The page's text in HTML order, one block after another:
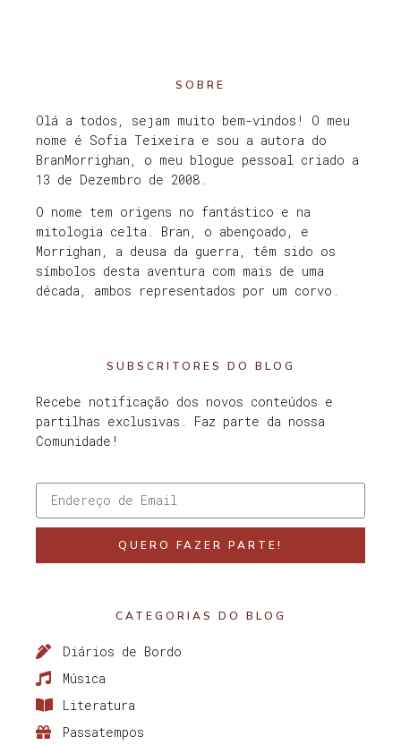
SOBRE
Olá a todos, sejam muito bem-vindos! O meu
nome é Sofia Teixeira e sou a autora do
BranMorrighan, o meu blogue pessoal criado a
13 de Dezembro de 2008.
O nome tem origens no fantástico e na
mitologia celta. Bran, o abençoado, e
Morrighan, a deusa da guerra, têm sido os
símbolos desta aventura com mais de uma
década, ambos representados por um corvo.
SUBSCRITORES DO BLOG
Recebe notificação dos novos conteúdos e
partilhas exclusivas. Faz parte da nossa
Comunidade!
QUERO FAZER PARTE!
CATEGORIAS DO BLOG
Diários de Bordo
Música
Literatura
Passatempos